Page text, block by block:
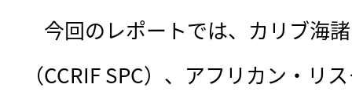
今回のレポートでは、カリブ海
（CCRIF SPC）、アフリカン・リ